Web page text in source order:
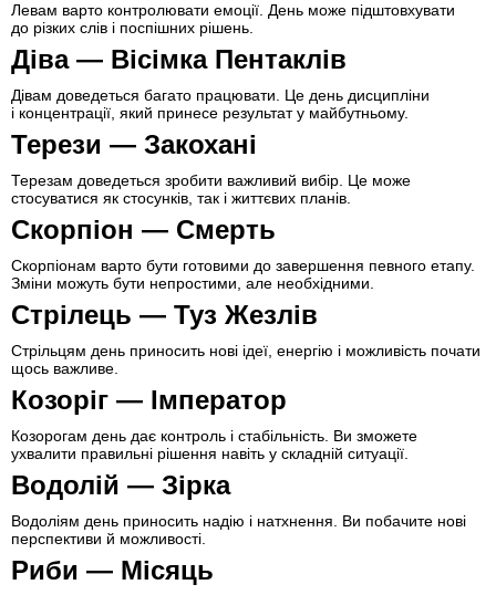
Левам варто контролювати емоції. День може підштовхувати
до різких слів і поспішних рішень.
Діва — Вісімка Пентаклів
Дівам доведеться багато працювати. Це день дисципліни
і концентрації, який принесе результат у майбутньому.
Терези — Закохані
Терезам доведеться зробити важливий вибір. Це може
стосуватися як стосунків, так і життєвих планів.
Скорпіон — Смерть
Скорпіонам варто бути готовими до завершення певного етапу.
Зміни можуть бути непростими, але необхідними.
Стрілець — Туз Жезлів
Стрільцям день приносить нові ідеї, енергію і можливість почати
щось важливе.
Козоріг — Імператор
Козорогам день дає контроль і стабільність. Ви зможете
ухвалити правильні рішення навіть у складній ситуації.
Водолій — Зірка
Водоліям день приносить надію і натхнення. Ви побачите нові
перспективи й можливості.
Риби — Місяць